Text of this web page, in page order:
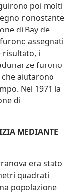
poi molti
nonostante
di Bay de
assegnati
risultato, i
furono
aiutarono
Nel 1971 la
di
MEDIANTE
era stato
quadrati
popolazione